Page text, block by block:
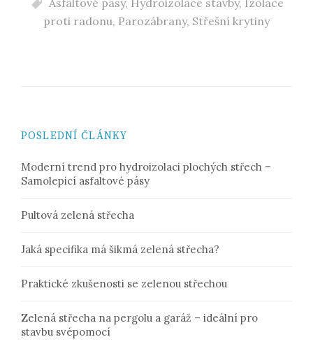
proti radonu, Parozábrany, Střešní krytiny
POSLEDNÍ ČLÁNKY
Moderní trend pro hydroizolaci plochých střech –
Samolepicí asfaltové pásy
Pultová zelená střecha
Jaká specifika má šikmá zelená střecha?
Praktické zkušenosti se zelenou střechou
Zelená střecha na pergolu a garáž – ideální pro
stavbu svépomocí